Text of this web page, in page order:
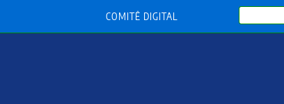
COMITÊ DIGITAL
Search